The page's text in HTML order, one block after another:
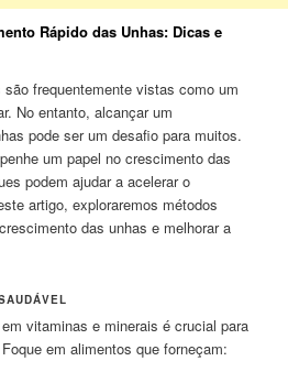
Rápido das Unhas: Dicas e
frequentemente vistas como um
No entanto, alcançar um
pode ser um desafio para muitos.
um papel no crescimento das
podem ajudar a acelerar o
artigo, exploraremos métodos
das unhas e melhorar a
vitaminas e minerais é crucial para
em alimentos que forneçam: